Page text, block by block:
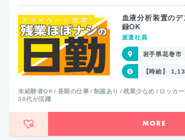
血液分析装置の
録OK
派遣社員
岩手県花巻市
【時給】
未経験者OK 長期の仕事 制服あり 残業少なめ ロッカ
30代が活躍
MORE